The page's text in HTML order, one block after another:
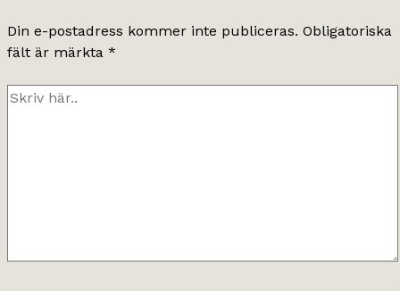
Din e-postadress kommer inte publiceras. Obligatoriska
fält är märkta *
Skriv